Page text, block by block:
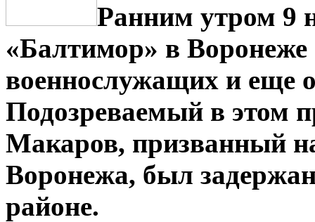
Ранним утром 9
«Балтимор» в
военнослужащих и еще
Подозреваемый в этом
Макаров, призванный
Воронежа, был
районе.